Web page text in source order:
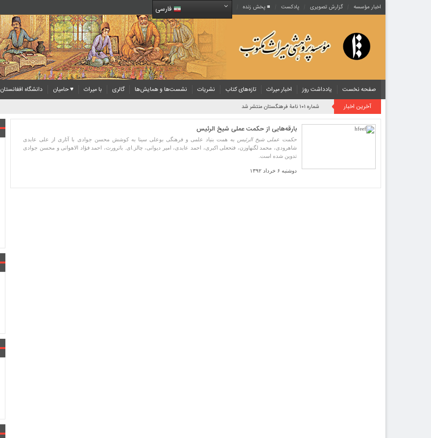
اخبار مؤسسه گزارش تصویری پادکست‌ ■ پخش زنده فارسی
صفحه نخست یادداشت روز اخبار میراث تازه‌های کتاب نشریات نشست‌ها و همایش‌ها گالری با میراث ♥ حامیان
دانشگاه افغانستان
آخرین اخبار
شماره ۱۰۱ نامۀ فرهنگستان منتشر شد
بارقه‌هایی از حکمت عملی شیخ الرئیس
حکمت عملی شیخ الرئیس به همت بنیاد علمی و فرهنگی بوعلی سینا به کوشش محسن جوادی با آثاری از علی عابدی
شاهرودی، محمد لگنهاوزن، فتحعلی اکبری، احمد عابدی، امیر دیوانی، چالز.ای. باترورث، احمد فؤاد الاهوانی و محسن جوادی
تدوین شده است.
دوشنبه ۶ خرداد ۱۳۹۲